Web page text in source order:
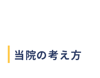
当院の考え方